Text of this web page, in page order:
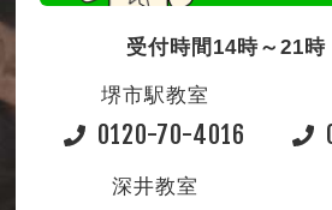
受付時間14時～21時
堺市駅教室
0120-70-4016
深井教室